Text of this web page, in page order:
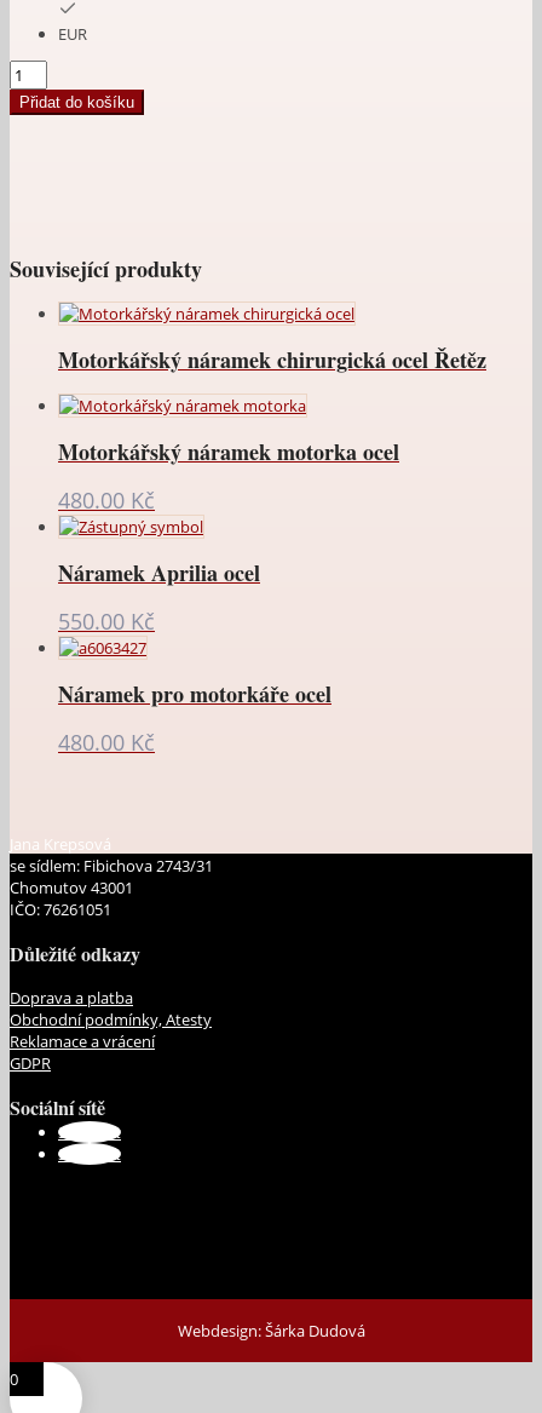
EUR
Náramek
s
maltézskými
Přidat do košíku
Související produkty
Motorkářský náramek chirurgická ocel Řetěz
Motorkářský náramek motorka ocel
480.00 Kč
Náramek Aprilia ocel
550.00 Kč
Náramek pro motorkáře ocel
480.00 Kč
Jana Krepsová
se sídlem: Fibichova 2743/31
Chomutov 43001
IČO: 76261051
Důležité odkazy
Doprava a platba
Obchodní podmínky, Atesty
Reklamace a vrácení
GDPR
Sociální sítě
Sledovat
Sledovat
Webdesign: Šárka Dudová
0